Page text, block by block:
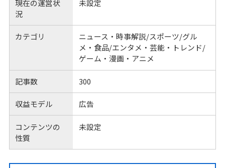
現在の運営状
況
未設定
カテゴリ
ニュース・時事解説/スポーツ/グル
メ・食品/エンタメ・芸能・トレンド/
ゲーム・漫画・アニメ
記事数 300
収益モデル 広告
コンテンツの
性質
未設定